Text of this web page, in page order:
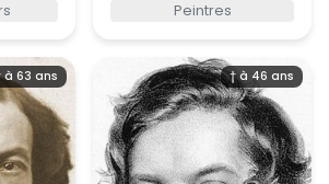
Peintres
à 63 ans † à 46 ans